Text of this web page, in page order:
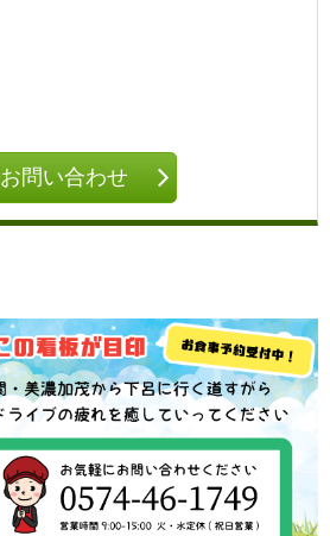
お問い合わせ